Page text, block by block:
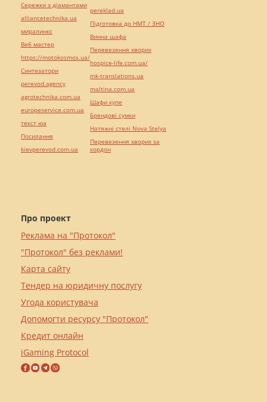
Про проект
Реклама на "Протокол"
"Протокол" без реклами!
Карта сайту
Тендер на юридичну послугу
Угода користувача
Допомогти ресурсу "Протокол"
Кредит онлайн
iGaming Protocol
Сережки з діамантами
alliancetechnika.ua
миралинкс
Веб мастер
https://motokosmos.ua/
Синтезатори
perevod.agency
agrotechnika.com.ua
europeservice.com.ua
текст юа
Посилання
kievperevod.com.ua
pereklad.ua
Підготовка до НМТ / ЗНО
Винна шафа
Перевезення хворих
hospice-life.com.ua/
mk-translations.ua
maltina.com.ua
Шафи купе
Брендові сумки
Натяжні стелі Nova Stelya
Перевезення хворих за
кордон